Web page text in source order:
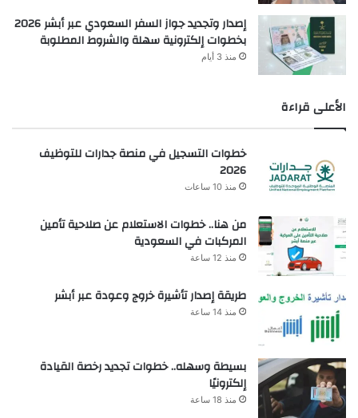
إصدار وتجديد جواز السفر السعودي عبر أبشر 2026
بخطوات إلكترونية سهلة والشروط المطلوبة
منذ 3 أيام
الأعلى قراءة
خطوات التسجيل في منصة جدارات للتوظيف
2026
منذ 10 ساعات
من هنا.. خطوات الاستعلام عن صلاحية تأمين
المركبات في السعودية
منذ 12 ساعة
طريقة إصدار تأشيرة خروج وعودة عبر أبشر
منذ 14 ساعة
بسيطة وسهله.. خطوات تجديد رخصة القيادة
إلكترونيًا
منذ 18 ساعة